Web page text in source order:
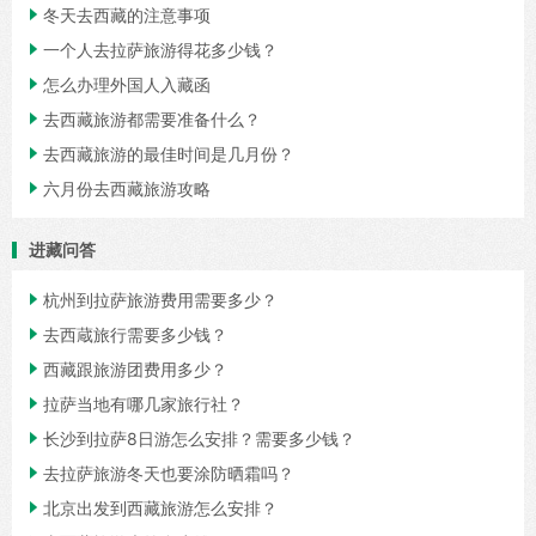
 冬天去西藏的注意事项
 一个人去拉萨旅游得花多少钱？
 怎么办理外国人入藏函
 去西藏旅游都需要准备什么？
 去西藏旅游的最佳时间是几月份？
 六月份去西藏旅游攻略
进藏问答
 杭州到拉萨旅游费用需要多少？
 去西蔵旅行需要多少钱？
 西藏跟旅游团费用多少？
 拉萨当地有哪几家旅行社？
 长沙到拉萨8日游怎么安排？需要多少钱？
 去拉萨旅游冬天也要涂防晒霜吗？
 北京出发到西藏旅游怎么安排？